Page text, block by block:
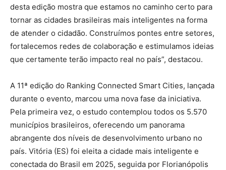
desta edição mostra que estamos no caminho certo para
tornar as cidades brasileiras mais inteligentes na forma
de atender o cidadão. Construímos pontes entre setores,
fortalecemos redes de colaboração e estimulamos ideias
que certamente terão impacto real no país”, destacou.
A 11ª edição do Ranking Connected Smart Cities, lançada
durante o evento, marcou uma nova fase da iniciativa.
Pela primeira vez, o estudo contemplou todos os 5.570
municípios brasileiros, oferecendo um panorama
abrangente dos níveis de desenvolvimento urbano no
país. Vitória (ES) foi eleita a cidade mais inteligente e
conectada do Brasil em 2025, seguida por Florianópolis